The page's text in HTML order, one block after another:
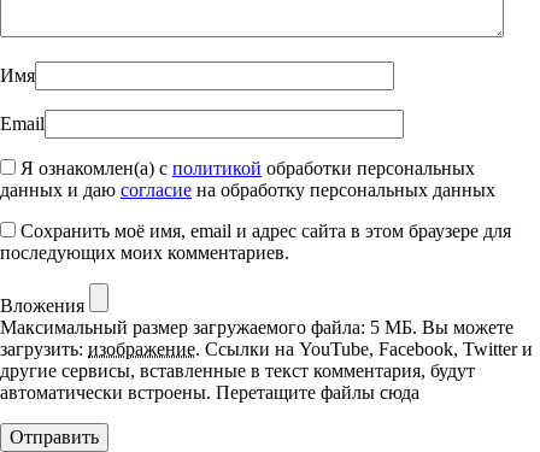
Имя
Email
Я ознакомлен(а) с политикой обработки персональных
данных и даю согласие на обработку персональных данных
Сохранить моё имя, email и адрес сайта в этом браузере для
последующих моих комментариев.
Вложения
Максимальный размер загружаемого файла: 5 МБ. Вы можете
загрузить: изображение. Ссылки на YouTube, Facebook, Twitter и
другие сервисы, вставленные в текст комментария, будут
автоматически встроены. Перетащите файлы сюда